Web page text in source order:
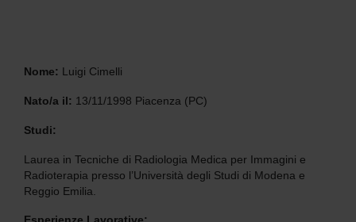
Nome: Luigi Cimelli
Nato/a il: 13/11/1998 Piacenza (PC)
Studi:
Laurea in Tecniche di Radiologia Medica per Immagini e
Radioterapia presso l’Università degli Studi di Modena e
Reggio Emilia.